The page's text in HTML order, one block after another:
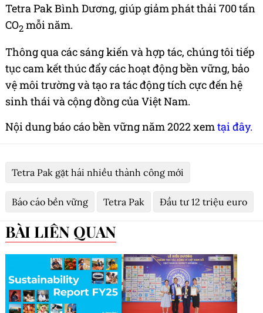
Tetra Pak Bình Dương, giúp giảm phát thải 700 tấn
CO2 mỗi năm.
Thông qua các sáng kiến và hợp tác, chúng tôi tiếp
tục cam kết thúc đẩy các hoạt động bền vững, bảo
vệ môi trường và tạo ra tác động tích cực đến hệ
sinh thái và cộng đồng của Việt Nam.
Nội dung báo cáo bền vững năm 2022 xemtại đây.
Tetra Pak gặt hái nhiều thành công mới
Báo cáo bền vững Tetra Pak Đầu tư 12 triệu euro
BÀI LIÊN QUAN